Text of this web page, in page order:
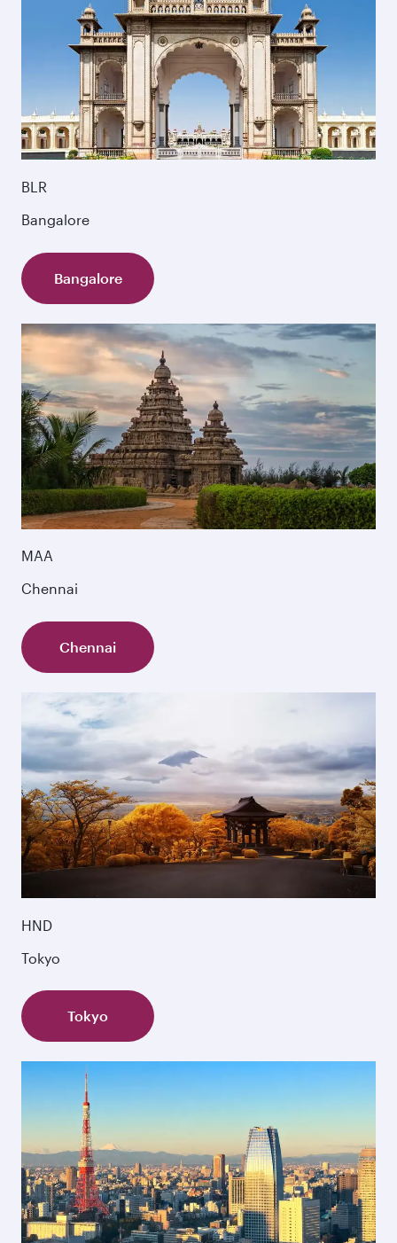
BLR
Bangalore
Bangalore
MAA
Chennai
Chennai
HND
Tokyo
Tokyo